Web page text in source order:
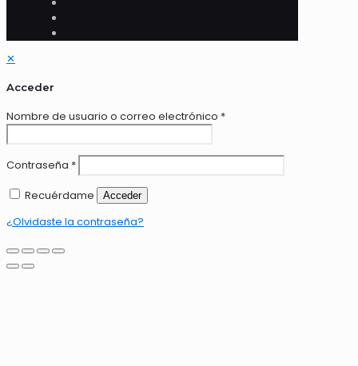
✕
Acceder
Nombre de usuario o correo electrónico *
Contraseña *
Recuérdame
Acceder
¿Olvidaste la contraseña?